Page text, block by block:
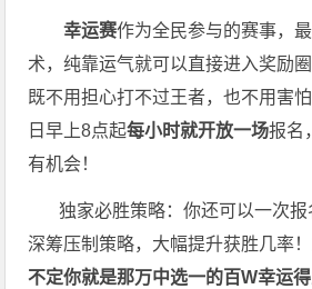
幸运赛作为全民参与的赛事，
术，纯靠运气就可以直接进入奖励
既不用担心打不过王者，也不用害
日早上8点起每小时就开放一场报名
有机会！
独家必胜策略：你还可以一次报
深筹压制策略，大幅提升获胜几率！
不定你就是那万中选一的百W幸运